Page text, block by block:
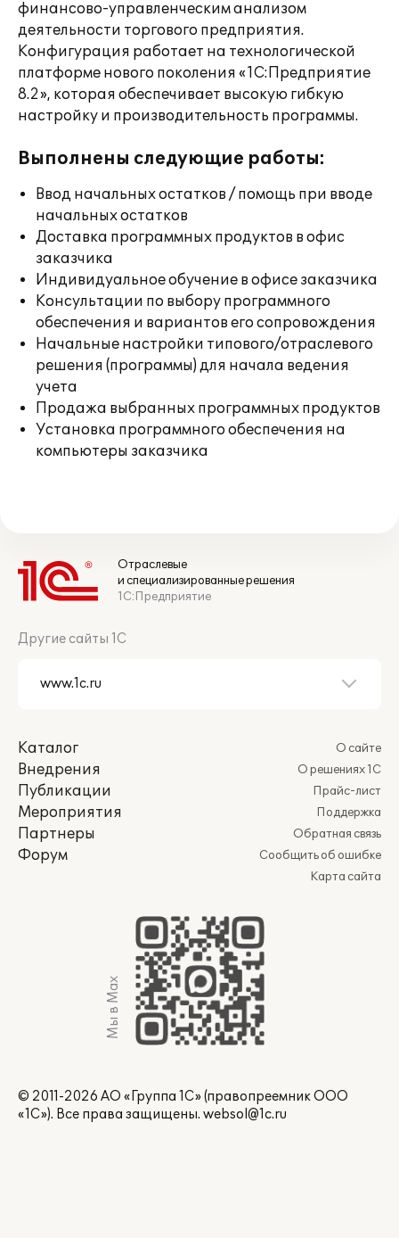
финансово-управленческим анализом
деятельности торгового предприятия.
Конфигурация работает на технологической
платформе нового поколения «1С:Предприятие
8.2», которая обеспечивает высокую гибкую
настройку и производительность программы.
Выполнены следующие работы:
Ввод начальных остатков / помощь при вводе
начальных остатков
Доставка программных продуктов в офис
заказчика
Индивидуальное обучение в офисе заказчика
Консультации по выбору программного
обеспечения и вариантов его сопровождения
Начальные настройки типового/отраслевого
решения (программы) для начала ведения
учета
Продажа выбранных программных продуктов
Установка программного обеспечения на
компьютеры заказчика
Отраслевые
и специализированные решения
1С:Предприятие
Другие сайты 1С
Каталог
Внедрения
Публикации
Мероприятия
Партнеры
Форум
О сайте
О решениях 1С
Прайс-лист
Поддержка
Обратная связь
Сообщить об ошибке
Карта сайта
Мы в Max
© 2011-2026 АО «Группа 1С» (правопреемник ООО
«1С»). Все права защищены. websol@1c.ru